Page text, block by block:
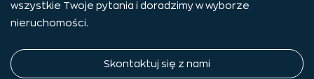
wszystkie Twoje pytania i doradzimy w wyborze
nieruchomości.
Skontaktuj się z nami